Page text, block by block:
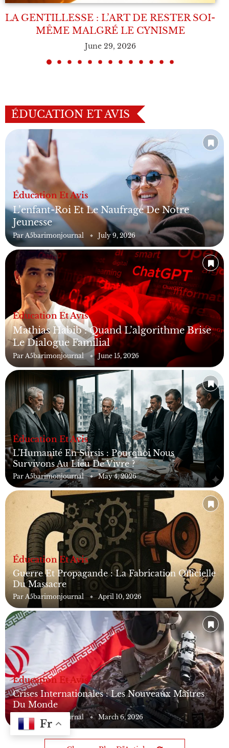
LA GENTILLESSE : L’ART DE RESTER SOI-
MÊME MALGRÉ LE CYNISME
June 29, 2026
ÉDUCATION ET AVIS
Éducation Et Avis
L’enfant-Roi Et Le Naufrage De Notre
Jeunesse
Par A5barimonjournal July 9, 2026
Éducation Et Avis
Mathias Habib : Quand L’algorithme Brise
Le Dialogue Familial
Par A5barimonjournal June 15, 2026
Éducation Et Avis
L’Humanité En Sursis : Pourquoi Nous
Survivons Au Lieu De Vivre ?
Par A5barimonjournal May 4, 2026
Éducation Et Avis
Guerre Et Propagande : La Fabrication Officielle
Du Massacre
Par A5barimonjournal April 10, 2026
Éducation Et Avis
Crises Internationales : Les Nouveaux Maîtres
Du Monde
Par A5barimonjournal March 6, 2026
Fr